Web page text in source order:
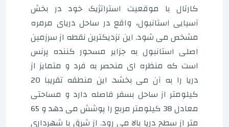
کارتال با موقعیت استراتژیک خود در بخش
آسیایی استانبول، واقع در ساحل دریای مرمره
مشخص می شود. این نزدیکترین نقطه از سرزمین
اصلی استانبول به جزایر مسحور کننده پرنس
است که منظره ای منحصر به فرد و متمایز از
دریا را به آن می بخشد. این منطقه تقریبا 20
کیلومتر از ساحل بسفر فاصله دارد و مساحتی
معادل 38 کیلومتر مربع را پوشش می دهد و 65
متر از سطح دریا بالا می رود. از شرق با شهرداری